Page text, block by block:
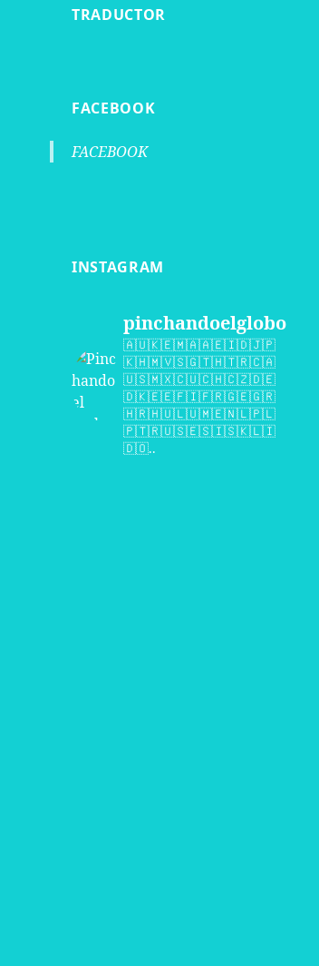
TRADUCTOR
FACEBOOK
FACEBOOK
INSTAGRAM
pinchandoelglobo
🇦🇺🇰🇪🇲🇦🇦🇪🇮🇩🇯🇵
🇰🇭🇲🇻🇸🇬🇹🇭🇹🇷🇨🇦
🇺🇸🇲🇽🇨🇺🇨🇭🇨🇿🇩🇪
🇩🇰🇪🇪🇫🇮🇫🇷🇬🇪🇬🇷
🇭🇷🇭🇺🇱🇺🇲🇪🇳🇱🇵🇱
🇵🇹🇷🇺🇸🇪🇸🇮🇸🇰🇱🇮
🇩🇴..